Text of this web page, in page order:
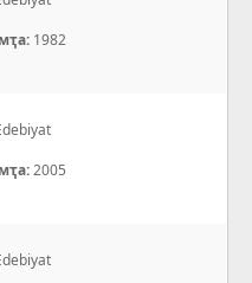
1982
2005